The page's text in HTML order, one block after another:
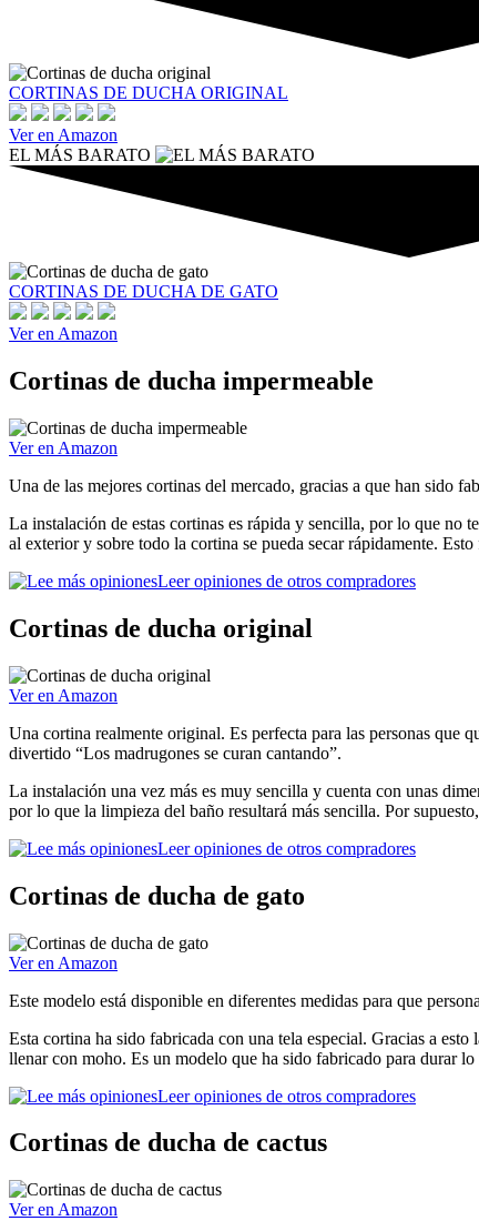
CORTINAS DE DUCHA ORIGINAL
Ver en Amazon
EL MÁS BARATO
CORTINAS DE DUCHA DE GATO
Ver en Amazon
Cortinas de ducha impermeable
Ver en Amazon
Una de las mejores cortinas del mercado, gracias a que han sido
La instalación de estas cortinas es rápida y sencilla, por lo que no
al exterior y sobre todo la cortina se pueda secar rápidamente.
Leer opiniones de otros compradores
Cortinas de ducha original
Ver en Amazon
Una cortina realmente original. Es perfecta para las personas que
divertido “Los madrugones se curan cantando”.
La instalación una vez más es muy sencilla y cuenta con unas
por lo que la limpieza del baño resultará más sencilla. Por
Leer opiniones de otros compradores
Cortinas de ducha de gato
Ver en Amazon
Este modelo está disponible en diferentes medidas para que
Esta cortina ha sido fabricada con una tela especial. Gracias a
llenar con moho. Es un modelo que ha sido fabricado para durar
Leer opiniones de otros compradores
Cortinas de ducha de cactus
Ver en Amazon